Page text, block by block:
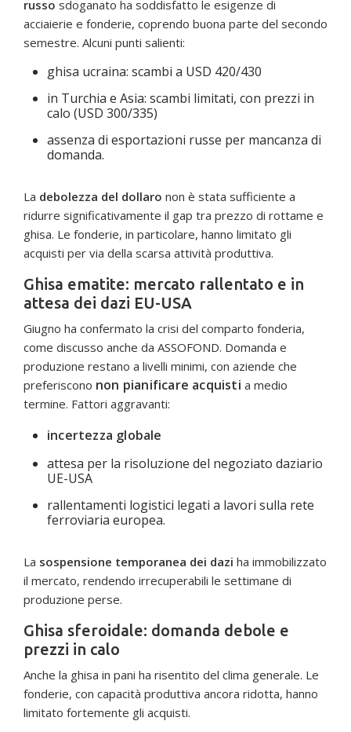
russo sdoganato ha soddisfatto le esigenze di
acciaierie e fonderie, coprendo buona parte del secondo
semestre. Alcuni punti salienti:
ghisa ucraina: scambi a USD 420/430
in Turchia e Asia: scambi limitati, con prezzi in
calo (USD 300/335)
assenza di esportazioni russe per mancanza di
domanda.
La debolezza del dollaro non è stata sufficiente a
ridurre significativamente il gap tra prezzo di rottame e
ghisa. Le fonderie, in particolare, hanno limitato gli
acquisti per via della scarsa attività produttiva.
Ghisa ematite: mercato rallentato e in
attesa dei dazi EU-USA
Giugno ha confermato la crisi del comparto fonderia,
come discusso anche da ASSOFOND. Domanda e
produzione restano a livelli minimi, con aziende che
preferiscono non pianificare acquisti a medio
termine. Fattori aggravanti:
incertezza globale
attesa per la risoluzione del negoziato daziario
UE-USA
rallentamenti logistici legati a lavori sulla rete
ferroviaria europea.
La sospensione temporanea dei dazi ha immobilizzato
il mercato, rendendo irrecuperabili le settimane di
produzione perse.
Ghisa sferoidale: domanda debole e
prezzi in calo
Anche la ghisa in pani ha risentito del clima generale. Le
fonderie, con capacità produttiva ancora ridotta, hanno
limitato fortemente gli acquisti.